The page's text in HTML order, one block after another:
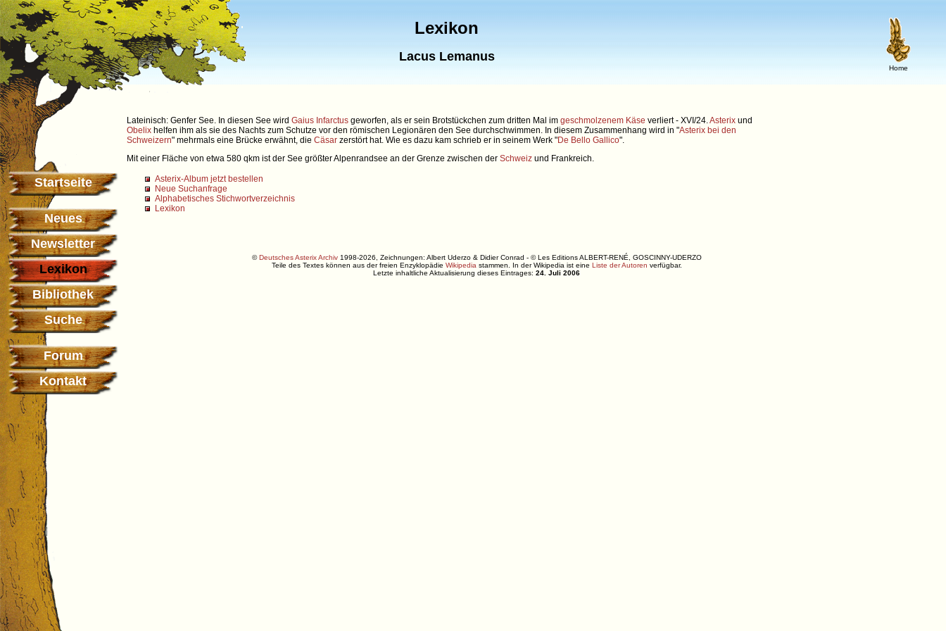
Home
Lexikon
Lacus Lemanus
Startseite
Neues
Newsletter
Lexikon
Bibliothek
Suche
Forum
Kontakt
Lateinisch: Genfer See. In diesen See wird Gaius Infarctus geworfen, als er sein Brotstückchen zum dritten Mal im geschmolzenem Käse verliert - XVI/24.Asterix und
Obelix helfen ihm als sie des Nachts zum Schutze vor den römischen Legionären den See durchschwimmen. In diesem Zusammenhang wird in "Asterix bei den
Schweizern" mehrmals eine Brücke erwähnt, die Cäsar zerstört hat. Wie es dazu kam schrieb er in seinem Werk "De Bello Gallico".
Mit einer Fläche von etwa 580 qkm ist der See größter Alpenrandsee an der Grenze zwischen der Schweiz und Frankreich.
Asterix-Album jetzt bestellen
Neue Suchanfrage
Alphabetisches Stichwortverzeichnis
Lexikon
©Deutsches Asterix Archiv1998-2026, Zeichnungen: Albert Uderzo & Didier Conrad - © Les Editions ALBERT-RENÉ, GOSCINNY-UDERZO
Teile des Textes können aus der freien Enzyklopädie Wikipedia stammen. In der Wikipedia ist eine Liste der Autoren verfügbar.
Letzte inhaltliche Aktualisierung dieses Eintrages: 24. Juli 2006